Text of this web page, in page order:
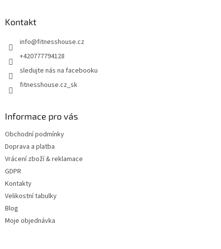
Kontakt
info@fitnesshouse.cz
+420777794128
sledujte nás na facebooku
fitnesshouse.cz_sk
Informace pro vás
Obchodní podmínky
Doprava a platba
Vrácení zboží & reklamace
GDPR
Kontakty
Velikostní tabulky
Blog
Moje objednávka